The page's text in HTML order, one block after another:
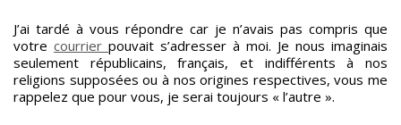
J’ai tardé à vous répondre car je n’avais pas compris que
votre courrier pouvait s’adresser à moi. Je nous imaginais
seulement républicains, français, et indifférents à nos
religions supposées ou à nos origines respectives, vous me
rappelez que pour vous, je serai toujours « l’autre ».